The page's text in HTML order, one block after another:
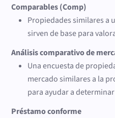
Comparables (Comp)
Propiedades similares a
sirven de base para
Análisis comparativo de
Una encuesta de
mercado similares a la
para ayudar a
Préstamo conforme